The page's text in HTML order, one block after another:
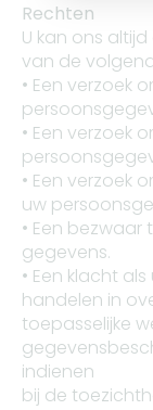
Rechten
U kan ons
van de
• Een verzoek
• Een verzoek
• Een verzoek
uw
• Een
gegevens.
• Een klacht
handelen in
toepasselijke
indienen
bij de